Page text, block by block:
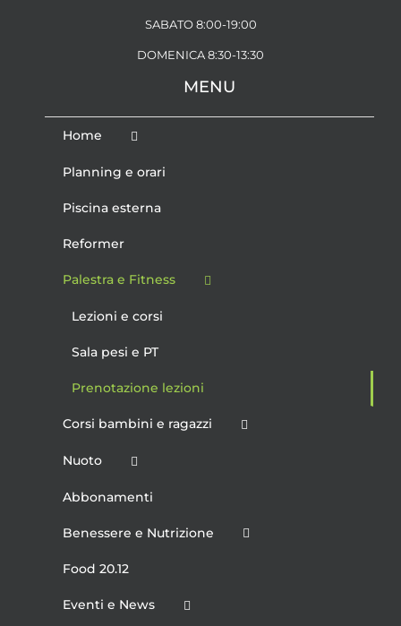
SABATO 8:00-19:00
DOMENICA 8:30-13:30
MENU
Home
Planning e orari
Piscina esterna
Reformer
Palestra e Fitness
Lezioni e corsi
Sala pesi e PT
Prenotazione lezioni
Corsi bambini e ragazzi
Nuoto
Abbonamenti
Benessere e Nutrizione
Food 20.12
Eventi e News